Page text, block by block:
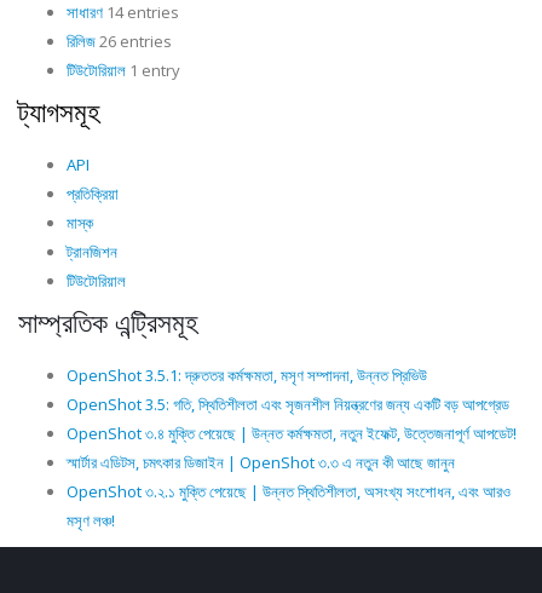
সাধারণ 14 entries
রিলিজ26 entries
টিউটোরিয়াল 1 entry
ট্যাগসমূহ
API
প্রতিক্রিয়া
মাস্ক
ট্রানজিশন
টিউটোরিয়াল
সাম্প্রতিক এন্ট্রিসমূহ
OpenShot 3.5.1: দ্রুততর কর্মক্ষমতা, মসৃণ সম্পাদনা, উন্নত প্রিভিউ
OpenShot 3.5: গতি, স্থিতিশীলতা এবং সৃজনশীল নিয়ন্ত্রণের জন্য একটি বড় আপগ্রেড
OpenShot ৩.৪ মুক্তি পেয়েছে | উন্নত কর্মক্ষমতা, নতুন ইফেক্ট, উত্তেজনাপূর্ণ আপডেট!
স্মার্টার এডিটস, চমৎকার ডিজাইন | OpenShot ৩.৩ এ নতুন কী আছে জানুন
OpenShot ৩.২.১ মুক্তি পেয়েছে | উন্নত স্থিতিশীলতা, অসংখ্য সংশোধন, এবং আরও
মসৃণ লঞ্চ!